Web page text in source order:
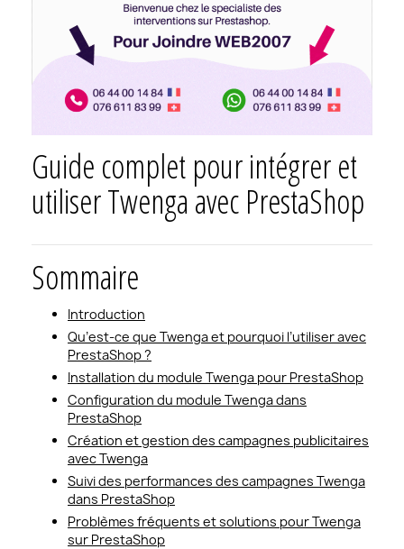
Guide complet pour intégrer et
utiliser Twenga avec PrestaShop
Sommaire
Introduction
Qu’est-ce que Twenga et pourquoi l’utiliser avec
PrestaShop ?
Installation du module Twenga pour PrestaShop
Configuration du module Twenga dans
PrestaShop
Création et gestion des campagnes publicitaires
avec Twenga
Suivi des performances des campagnes Twenga
dans PrestaShop
Problèmes fréquents et solutions pour Twenga
sur PrestaShop